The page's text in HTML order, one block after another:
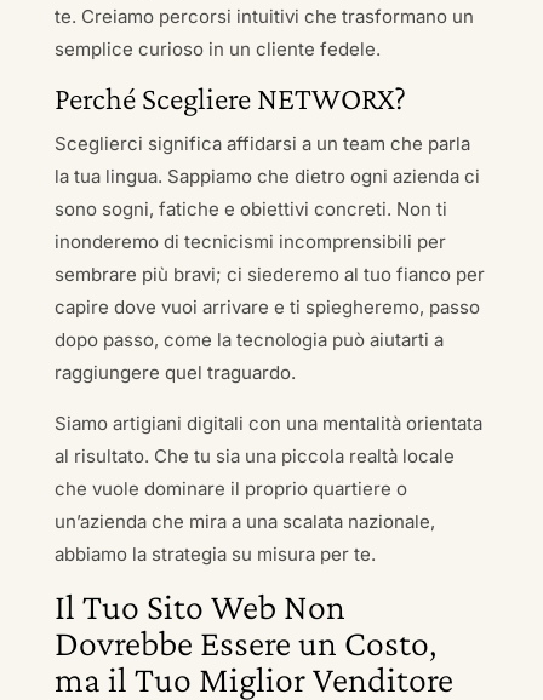
te. Creiamo percorsi intuitivi che trasformano un
semplice curioso in un cliente fedele.
Perché Scegliere NETWORX?
Sceglierci significa affidarsi a un team che parla
la tua lingua. Sappiamo che dietro ogni azienda ci
sono sogni, fatiche e obiettivi concreti. Non ti
inonderemo di tecnicismi incomprensibili per
sembrare più bravi; ci siederemo al tuo fianco per
capire dove vuoi arrivare e ti spiegheremo, passo
dopo passo, come la tecnologia può aiutarti a
raggiungere quel traguardo.
Siamo artigiani digitali con una mentalità orientata
al risultato. Che tu sia una piccola realtà locale
che vuole dominare il proprio quartiere o
un’azienda che mira a una scalata nazionale,
abbiamo la strategia su misura per te.
Il Tuo Sito Web Non
Dovrebbe Essere un Costo,
ma il Tuo Miglior Venditore